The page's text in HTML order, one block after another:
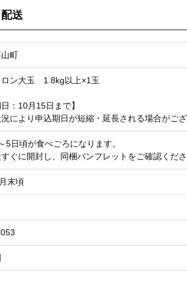
送
町
ロン大玉 1.8kg以上×1玉
日：10月15日まで】
により申込期日が短縮・延長される場合がござ
5日頃が食べごろになります。
ぐに開封し、同梱パンフレットをご確認くださ
末頃